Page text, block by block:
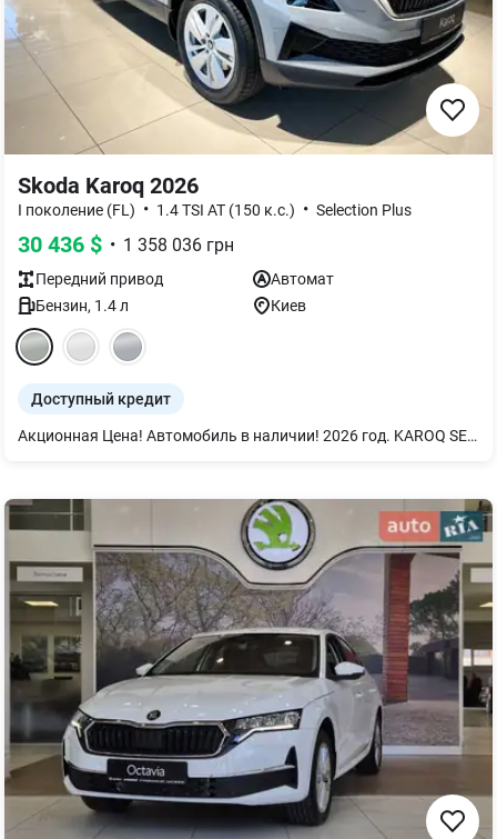
Skoda Karoq 2026
I поколение (FL) • 1.4 TSI AT (150 к.с.) • Selection Plus
30 436 $ • 1 358 036 грн
Передний привод
Автомат
Бензин, 1.4л Киев
Доступный кредит
Акционная Цена! Автомобиль в наличии! 2026 год. KAROQ SELECTION 1,4 TSI/110 kW 8AQ - Удаленный доступ 3 года - LED головной свет - LED задние комбинированные фонари с анимированными индикаторами - Цифровая панель приборов с расширенными функциями - Пакет "Плохие дороги" (Защита картера двигателя и защита днища кузова от камней) - Беспроводной Carplay / Android Auto - PARK DISTANCE CONTROL - датчики парковки спереди и сзади - Бесконтактное открытие/закрытие багажника ногой - «AUTO LIGHT ASSIST» - автоматическое управление дальним светом с датчиком света - Центральный замок Kessy Go без SafeLock - Камера заднего вида "REAR VIEW" - Обивка сиденья из ткани - Легкосплавные диски 17 дюймов - Передние сиденья с подогревом - Задние сиденья с подогревом - Обогрев лобового стекла - Подогрев руля - Дополнительное тонирование окон SUNSET Комплектация SELECTION PLUS. Автомобиль доступен на тест-драйв! Ждем Вас на осмотр и ароматный кофе! Возможна покупка в кредит или лизинг, обмен по программе Trade-in.